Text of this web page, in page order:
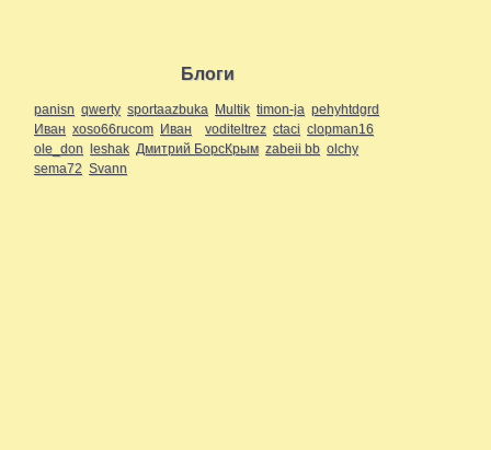
Блоги
panisn qwerty sportaazbuka Multik timon-ja pehyhtdgrd
Иван xoso66rucom Иван voditeltrez ctaci clopman16
ole_don leshak Дмитрий БорсКрым zabeii bb olchy
sema72 Svann